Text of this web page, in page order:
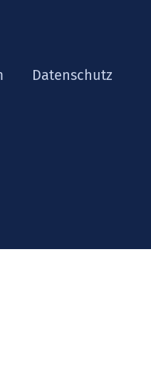
Datenschutz